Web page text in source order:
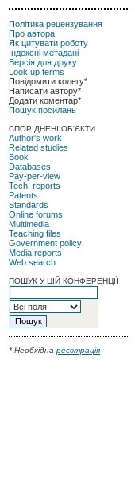
Політика рецензування
Про автора
Як цитувати роботу
Індексні метадані
Версія для друку
Look up terms
Повідомити колегу*
Написати автору*
Додати коментар*
Пошук посилань
СПОРІДНЕНІ ОБ'ЄКТИ
Author's work
Related studies
Book
Databases
Pay-per-view
Tech. reports
Patents
Standards
Online forums
Multimedia
Teaching files
Government policy
Media reports
Web search
ПОШУК У ЦІЙ КОНФЕРЕНЦІЇ
* Необхіднареєстрація